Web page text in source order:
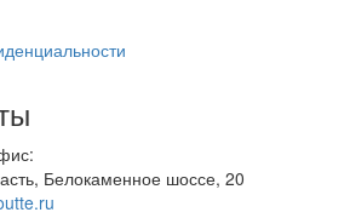
Белокаменное шоссе, 20